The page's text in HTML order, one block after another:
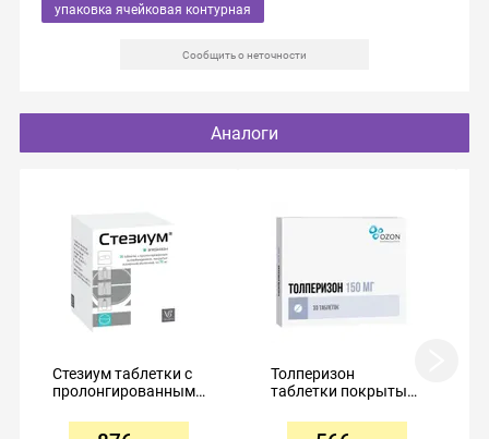
упаковка ячейковая контурная
Сообщить о неточности
Аналоги
Стезиум таблетки с
пролонгированным
покрытые
Толперизон
таблетки покрытые
оболочкой 150мг